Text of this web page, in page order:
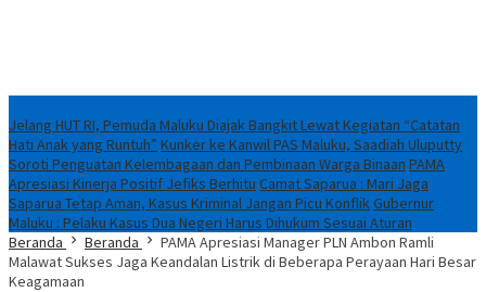
Jelang HUT RI, Pemuda Maluku Diajak Bangkit Lewat Kegiatan “Catatan
Hati Anak yang Runtuh” Kunker ke Kanwil PAS Maluku, Saadiah Uluputty
Soroti Penguatan Kelembagaan dan Pembinaan Warga Binaan PAMA
Apresiasi Kinerja Positif Jefiks Berhitu Camat Saparua : Mari Jaga
Saparua Tetap Aman, Kasus Kriminal Jangan Picu KonflikGubernur
Maluku : Pelaku Kasus Dua Negeri Harus Dihukum Sesuai Aturan
Beranda
Beranda
PAMA Apresiasi Manager PLN Ambon Ramli
Malawat Sukses Jaga Keandalan Listrik di Beberapa Perayaan Hari Besar
Keagamaan